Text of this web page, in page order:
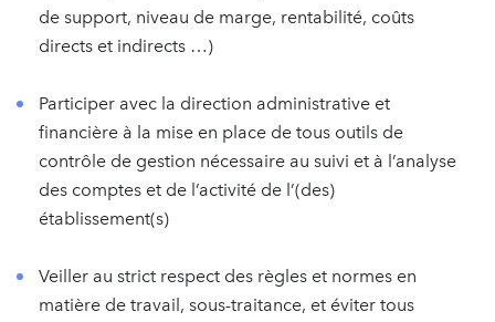
de support, niveau de marge, rentabilité, coûts
directs et indirects …)
Participer avec la direction administrative et
financière à la mise en place de tous outils de
contrôle de gestion nécessaire au suivi et à l’analyse
des comptes et de l’activité de l’(des)
établissement(s)
Veiller au strict respect des règles et normes en
matière de travail, sous-traitance, et éviter tous